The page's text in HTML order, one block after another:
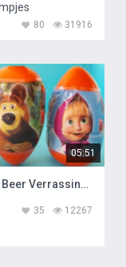
31916
80
05:51
Masha en de Beer Verrassingsei
12267
35